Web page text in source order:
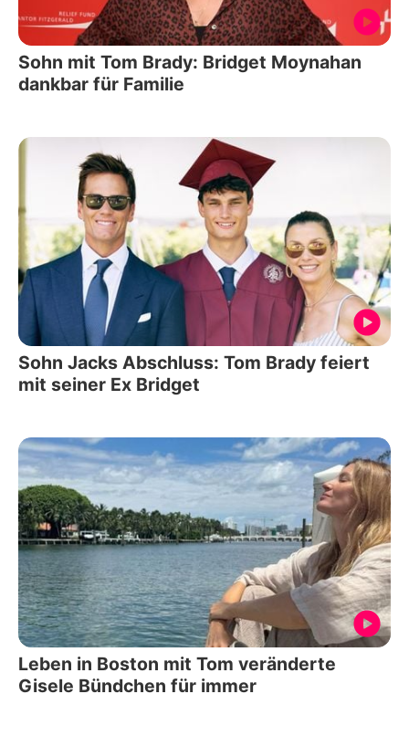
Sohn mit Tom Brady: Bridget Moynahan
dankbar für Familie
Sohn Jacks Abschluss: Tom Brady feiert
mit seiner Ex Bridget
Leben in Boston mit Tom veränderte
Gisele Bündchen für immer